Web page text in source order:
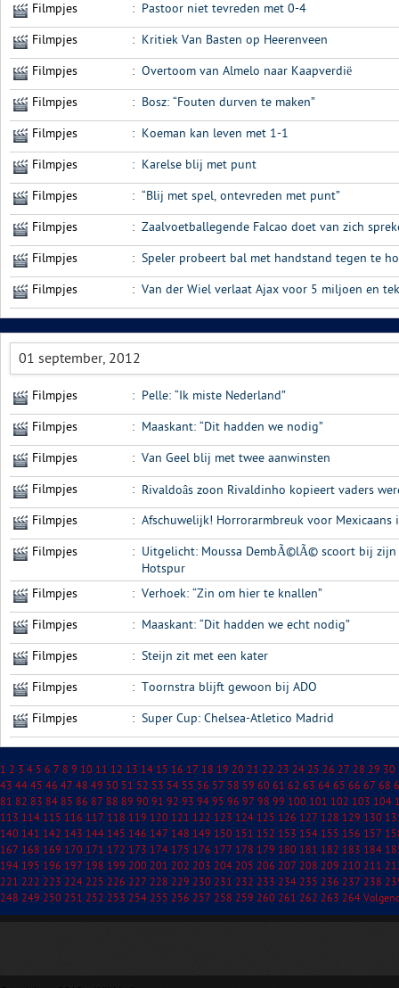
Filmpjes : Pastoor niet tevreden met 0-4
Filmpjes : Kritiek Van Basten op Heerenveen
Filmpjes : Overtoom van Almelo naar Kaapverdië
Filmpjes : Bosz: “Fouten durven te maken”
Filmpjes : Koeman kan leven met 1-1
Filmpjes : Karelse blij met punt
Filmpjes : “Blij met spel, ontevreden met punt”
Filmpjes : Zaalvoetballegende Falcao doet van zich
Filmpjes : Speler probeert bal met handstand tegen te
Filmpjes : Van der Wiel verlaat Ajax voor 5 miljoen en
01 september, 2012
Filmpjes : Pelle: “Ik miste Nederland”
Filmpjes : Maaskant: “Dit hadden we nodig”
Filmpjes : Van Geel blij met twee aanwinsten
Filmpjes : Rivaldoâs zoon Rivaldinho kopieert vaders
Filmpjes
: Afschuwelijk! Horrorarmbreuk voor Mexicaans
Filmpjes : Uitgelicht: Moussa DembÃ©lÃ© scoort bij
Hotspur
Filmpjes
: Verhoek: “Zin om hier te knallen”
Filmpjes : Maaskant: “Dit hadden we echt nodig”
Filmpjes : Steijn zit met een kater
Filmpjes : Toornstra blijft gewoon bij ADO
Filmpjes : Super Cup: Chelsea-Atletico Madrid
1 2 3 4 5 6 7 8 9 10 11 12 13 14 15 16 17 18 19 20 21 22 23 24 25 26 27 28 29 30
43 44 45 46 47 48 49 50 51 52 53 54 55 56 57 58 59 60 61 62 63 64 65 66 67 68
81 82 83 84 85 86 87 88 89 90 91 92 93 94 95 96 97 98 99 100 101 102 103 104
113 114 115 116 117 118 119 120 121 122 123 124 125 126 127 128 129 130
140 141 142 143 144 145 146 147 148 149 150 151 152 153 154 155 156 157
167 168 169 170 171 172 173 174 175 176 177 178 179 180 181 182 183 184
194 195 196 197 198 199 200 201 202 203 204 205 206 207 208 209 210 211
221 222 223 224 225 226 227 228 229 230 231 232 233 234 235 236 237 238
248 249 250 251 252 253 254 255 256 257 258 259 260 261 262 263 264